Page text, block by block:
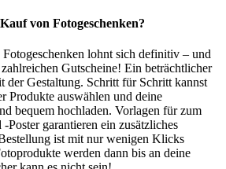
von Fotogeschenken?
lohnt sich definitiv – und
Gutscheine! Ein beträchtlicher
der Gestaltung. Schritt für Schritt kannst
Produkte auswählen und deine
bequem hochladen. Vorlagen für zum
Poster garantieren ein zusätzliches
ist mit nur wenigen Klicks
werden dann bis an deine